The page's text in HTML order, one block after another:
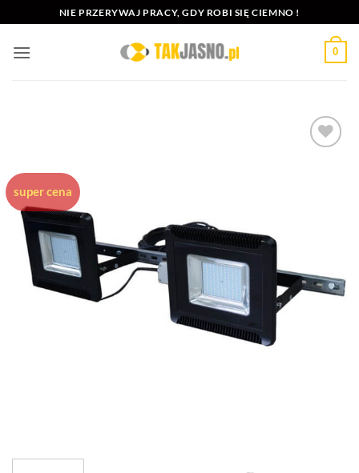
do
zawartości
NIE PRZERYWAJ PRACY, GDY ROBI SIĘ CIEMNO !
0
super cena